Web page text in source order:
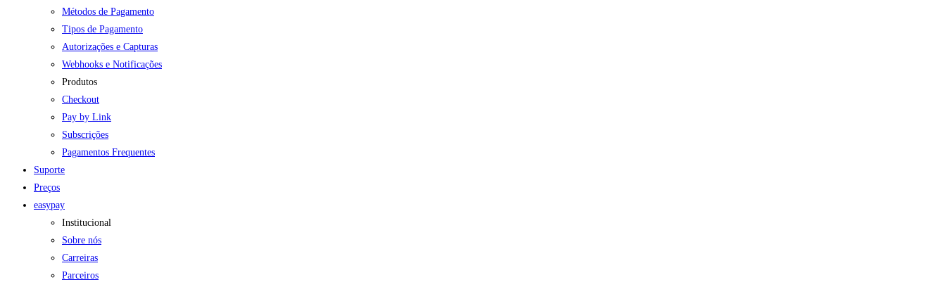
Métodos de Pagamento
Tipos de Pagamento
Autorizações e Capturas
Webhooks e Notificações
Produtos
Checkout
Pay by Link
Subscrições
Pagamentos Frequentes
Suporte
Preços
easypay
Institucional
Sobre nós
Carreiras
Parceiros